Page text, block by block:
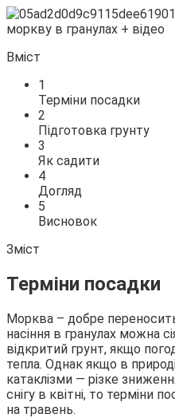
Вміст
1
Терміни посадки
2
Підготовка грунту
3
Як садити
4
Догляд
5
Висновок
Зміст
Терміни посадки
Морква – добре
насіння в гранулах можна
відкритий грунт, якщо
тепла. Однак якщо в
катаклізми — різке
снігу в квітні, то терміни
на травень.